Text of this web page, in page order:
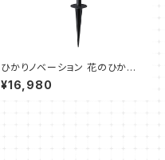
ひかりノベーション 花のひかり
基本セット（2個セット、ポール
短、ポール長、スパイク、ジョイン
¥16,980